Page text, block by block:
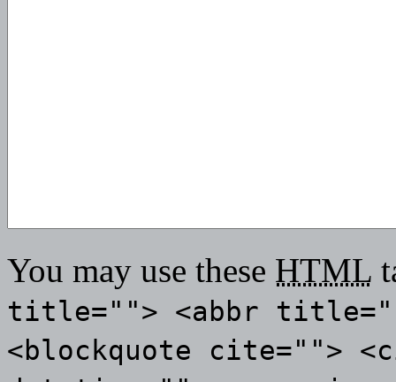
You may use these HTML
title=""> <abbr
<blockquote cite="">